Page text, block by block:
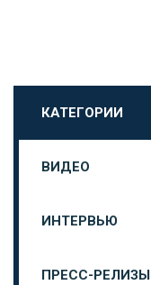
КАТЕГОРИИ
ВИДЕО
ИНТЕРВЬЮ
ПРЕСС-РЕЛИЗЫ